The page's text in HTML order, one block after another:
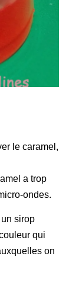
le caramel,
a trop
ondes.
un sirop
qui
on